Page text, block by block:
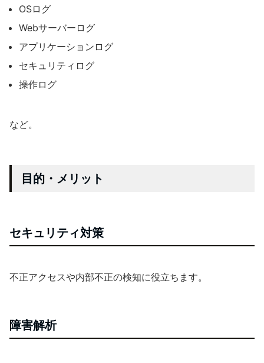
OSログ
Webサーバーログ
アプリケーションログ
セキュリティログ
操作ログ
など。
目的・メリット
セキュリティ対策
不正アクセスや内部不正の検知に役立ちます。
障害解析